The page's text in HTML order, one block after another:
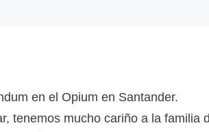
en el Opium en Santander.
tenemos mucho cariño a la